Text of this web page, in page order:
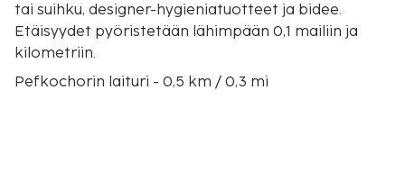
tai suihku, designer-hygieniatuotteet ja bidee.
Etäisyydet pyöristetään lähimpään 0,1 mailiin ja
kilometriin.
Pefkochorin laituri - 0,5 km / 0,3 mi